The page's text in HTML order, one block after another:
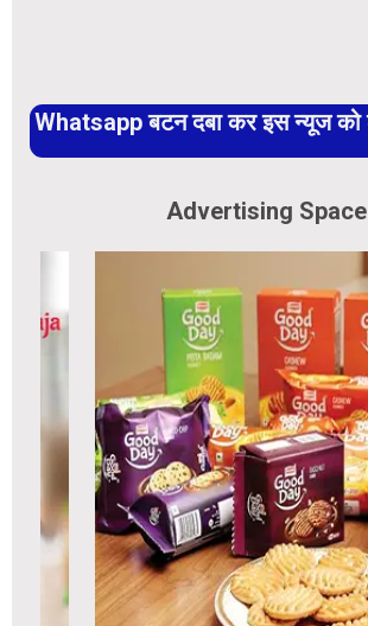
Whatsapp बटन दबा कर इस न्यूज
Advertising Space